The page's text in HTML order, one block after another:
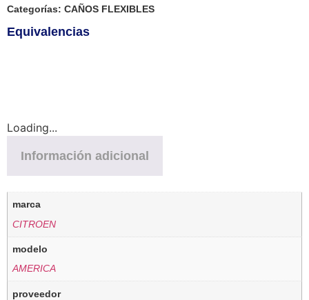
Categorías: CAÑOS FLEXIBLES
Equivalencias
Loading...
Información adicional
marca
CITROEN
modelo
AMERICA
proveedor